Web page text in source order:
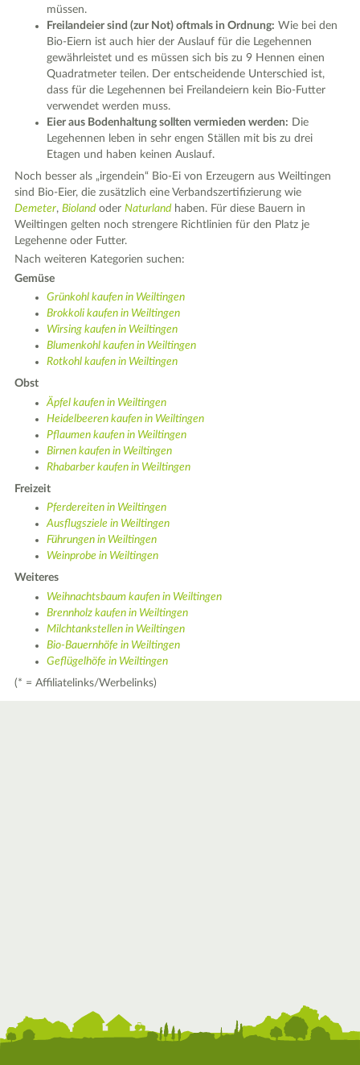
müssen.
Freilandeier sind (zur Not) oftmals in Ordnung: Wie bei den
Bio-Eiern ist auch hier der Auslauf für die Legehennen
gewährleistet und es müssen sich bis zu 9 Hennen einen
Quadratmeter teilen. Der entscheidende Unterschied ist,
dass für die Legehennen bei Freilandeiern kein Bio-Futter
verwendet werden muss.
Eier aus Bodenhaltung sollten vermieden werden: Die
Legehennen leben in sehr engen Ställen mit bis zu drei
Etagen und haben keinen Auslauf.
Noch besser als „irgendein“ Bio-Ei von Erzeugern aus Weiltingen
sind Bio-Eier, die zusätzlich eine Verbandszertifizierung wie
Demeter,BiolandoderNaturlandhaben. Für diese Bauern in
Weiltingen gelten noch strengere Richtlinien für den Platz je
Legehenne oder Futter.
Nach weiteren Kategorien suchen:
Gemüse
Grünkohl kaufen in Weiltingen
Brokkoli kaufen in Weiltingen
Wirsing kaufen in Weiltingen
Blumenkohl kaufen in Weiltingen
Rotkohl kaufen in Weiltingen
Obst
Äpfel kaufen in Weiltingen
Heidelbeeren kaufen in Weiltingen
Pflaumen kaufen in Weiltingen
Birnen kaufen in Weiltingen
Rhabarber kaufen in Weiltingen
Freizeit
Pferdereiten in Weiltingen
Ausflugsziele in Weiltingen
Führungen in Weiltingen
Weinprobe in Weiltingen
Weiteres
Weihnachtsbaum kaufen in Weiltingen
Brennholz kaufen in Weiltingen
Milchtankstellen in Weiltingen
Bio-Bauernhöfe in Weiltingen
Geflügelhöfe in Weiltingen
(* = Affiliatelinks/Werbelinks)